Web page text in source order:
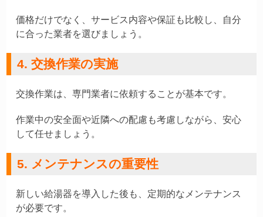
価格だけでなく、サービス内容や保証も比較し、自分
に合った業者を選びましょう。
4. 交換作業の実施
交換作業は、専門業者に依頼することが基本です。
作業中の安全面や近隣への配慮も考慮しながら、安心
して任せましょう。
5. メンテナンスの重要性
新しい給湯器を導入した後も、定期的なメンテナンス
が必要です。